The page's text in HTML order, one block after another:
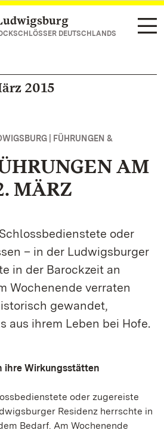
DEUTSCHLANDS
2015
| FÜHRUNGEN &
AM
MÄRZ
oder
– in der Ludwigsburger
in der Barockzeit an
Wochenende verraten
gewandet,
aus ihrem Leben bei Hofe.
ihre Wirkungsstätten
oder zugereiste
Residenz herrschte in
Bedarf. Am Wochenende